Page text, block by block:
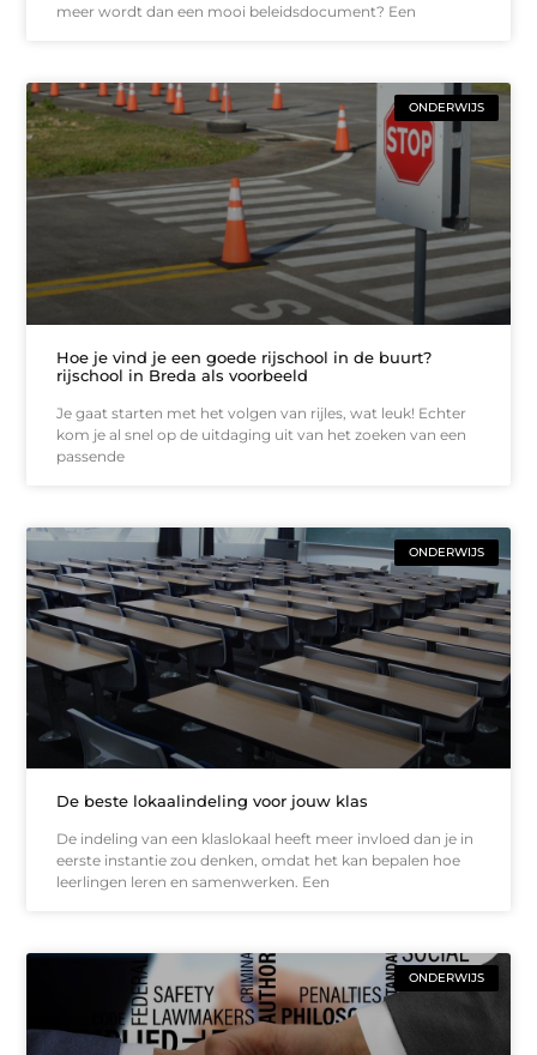
meer wordt dan een mooi beleidsdocument? Een
ONDERWIJS
Hoe je vind je een goede rijschool in de buurt?
rijschool in Breda als voorbeeld
Je gaat starten met het volgen van rijles, wat leuk! Echter
kom je al snel op de uitdaging uit van het zoeken van een
passende
ONDERWIJS
De beste lokaalindeling voor jouw klas
De indeling van een klaslokaal heeft meer invloed dan je in
eerste instantie zou denken, omdat het kan bepalen hoe
leerlingen leren en samenwerken. Een
ONDERWIJS